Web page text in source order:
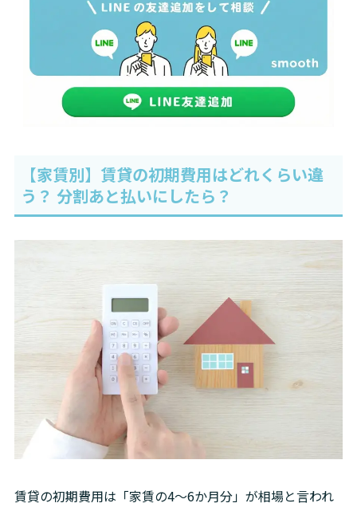
【家賃別】賃貸の初期費用はどれくらい違
う？ 分割あと払いにしたら？
賃貸の初期費用は「家賃の4～6か月分」が相場と言われ